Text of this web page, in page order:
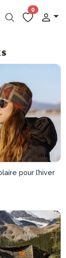
0
pour l’hiver